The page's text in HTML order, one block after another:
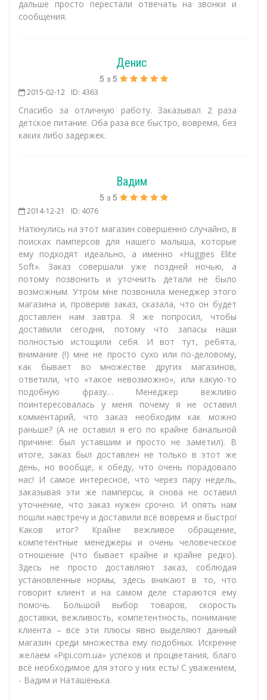
дальше просто перестали отвечать на звонки и
сообщения.
Денис
5 з 5
2015-02-12 ID: 4363
Спасибо за отличную работу. Заказывал 2 раза
детское питание. Оба раза все быстро, вовремя, без
каких либо задержек.
Вадим
5 з 5
2014-12-21 ID: 4076
Наткнулись на этот магазин совершенно случайно, в
поисках памперсов для нашего малыша, которые
ему подходят идеально, а именно «Huggies Elite
Soft». Заказ совершали уже поздней ночью, а
потому позвонить и уточнить детали не было
возможным. Утром мне позвонила менеджер этого
магазина и, проверив заказ, сказала, что он будет
доставлен нам завтра. Я же попросил, чтобы
доставили сегодня, потому что запасы наши
полностью истощили себя. И вот тут, ребята,
внимание (!) мне не просто сухо или по-деловому,
как бывает во множестве других магазинов,
ответили, что «такое невозможно», или какую-то
подобную фразу… Менеджер вежливо
поинтересовалась у меня почему я не оставил
комментарий, что заказ необходим как можно
раньше? (А не оставил я его по крайне банальной
причине: был уставшим и просто не заметил). В
итоге, заказ был доставлен не только в этот же
день, но вообще, к обеду, что очень порадовало
нас! И самое интересное, что через пару недель,
заказывая эти же памперсы, я снова не оставил
уточнение, что заказ нужен срочно. И опять нам
пошли навстречу и доставили всё вовремя и быстро!
Каков итог? Крайне вежливое обращение,
компетентные менеджеры и очень человеческое
отношение (что бывает крайне и крайне редко).
Здесь не просто доставляют заказ, соблюдая
установленные нормы, здесь вникают в то, что
говорит клиент и на самом деле стараются ему
помочь. Большой выбор товаров, скорость
доставки, вежливость, компетентность, понимание
клиента – все эти плюсы явно выделяют данный
магазин среди множества ему подобных. Искренне
желаем «Pipi.com.ua» успехов и процветания, благо
всё необходимое для этого у них есть! С уважением,
- Вадим и Наташенька.